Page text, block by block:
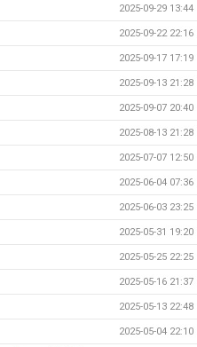
2025-09-29 13:44
2025-09-22 22:16
2025-09-17 17:19
2025-09-13 21:28
2025-09-07 20:40
2025-08-13 21:28
2025-07-07 12:50
2025-06-04 07:36
2025-06-03 23:25
2025-05-31 19:20
2025-05-25 22:25
2025-05-16 21:37
2025-05-13 22:48
2025-05-04 22:10